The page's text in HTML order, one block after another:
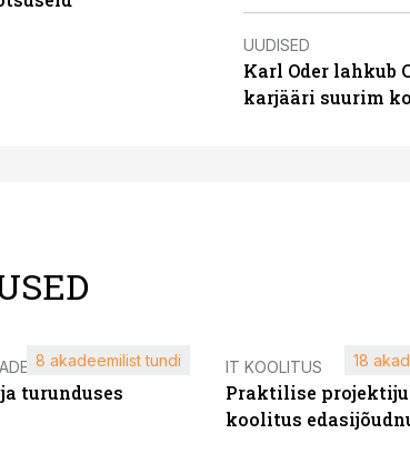
UUDISED
Karl Oder lahkub
karjääri suurim
turunduses
8 akadeemilist tundi IT KOOLITUS
Praktilise
koolitus
18